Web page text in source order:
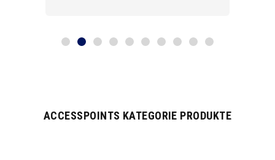
ACCESSPOINTS KATEGORIE PRODUKTE